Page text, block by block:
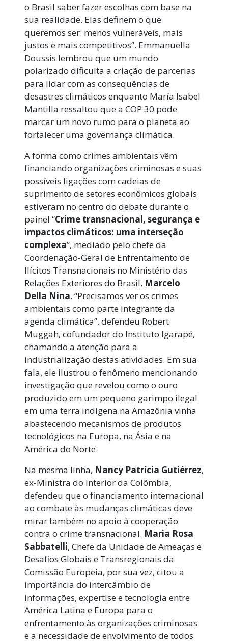
o Brasil saber fazer escolhas com base na
sua realidade. Elas definem o que
queremos ser: menos vulneráveis, mais
justos e mais competitivos”. Emmanuella
Doussis lembrou que um mundo
polarizado dificulta a criação de parcerias
para lidar com as consequências de
desastres climáticos enquanto María Isabel
Mantilla ressaltou que a COP 30 pode
marcar um novo rumo para o planeta ao
fortalecer uma governança climática.
A forma como crimes ambientais vêm
financiando organizações criminosas e suas
possíveis ligações com cadeias de
suprimento de setores econômicos globais
estiveram no centro do debate durante o
painel “Crime transnacional, segurança e
impactos climáticos: uma interseção
complexa”, mediado pelo chefe da
Coordenação-Geral de Enfrentamento de
Ilícitos Transnacionais no Ministério das
Relações Exteriores do Brasil, Marcelo
Della Nina. “Precisamos ver os crimes
ambientais como parte integrante da
agenda climática”, defendeu Robert
Muggah, cofundador do Instituto Igarapé,
chamando a atenção para a
industrialização destas atividades. Em sua
fala, ele ilustrou o fenômeno mencionando
investigação que revelou como o ouro
produzido em um pequeno garimpo ilegal
em uma terra indígena na Amazônia vinha
abastecendo mecanismos de produtos
tecnológicos na Europa, na Ásia e na
América do Norte.
Na mesma linha, Nancy Patrícia Gutiérrez,
ex-Ministra do Interior da Colômbia,
defendeu que o financiamento internacional
ao combate às mudanças climáticas deve
mirar também no apoio à cooperação
contra o crime transnacional. Maria Rosa
Sabbatelli, Chefe da Unidade de Ameaças e
Desafios Globais e Transregionais da
Comissão Europeia, por sua vez, citou a
importância do intercâmbio de
informações, expertise e tecnologia entre
América Latina e Europa para o
enfrentamento às organizações criminosas
e a necessidade de envolvimento de todos